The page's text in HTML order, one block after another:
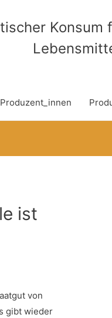
Produzent_innen
ist
von
gibt wieder